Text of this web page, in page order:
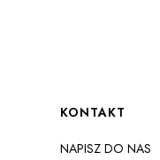
Linki w stopce
KONTAKT
NAPISZ DO NAS